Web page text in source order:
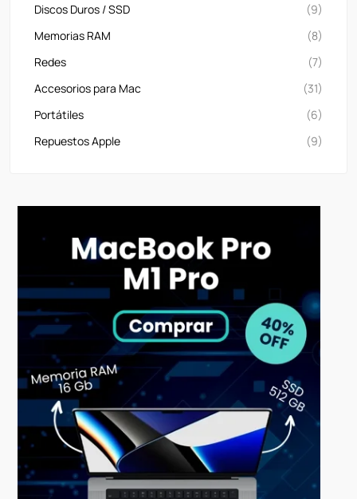
Discos Duros / SSD
(9)
Memorias RAM
(8)
Redes
(7)
Accesorios para Mac
(31)
Portátiles
(6)
Repuestos Apple
(9)